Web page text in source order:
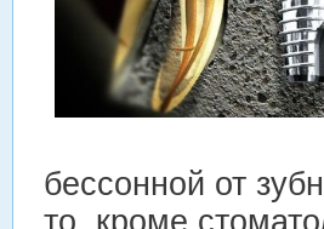
бессонной от
то, кроме